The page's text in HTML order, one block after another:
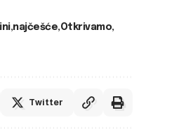
najčešće Otkrivamo
Twitter